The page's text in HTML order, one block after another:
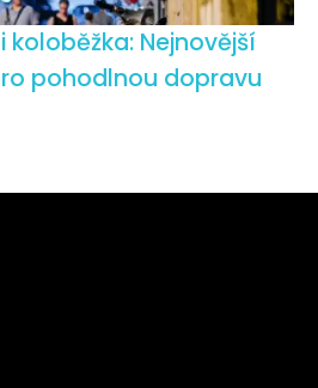
Nejnovější
pohodlnou dopravu